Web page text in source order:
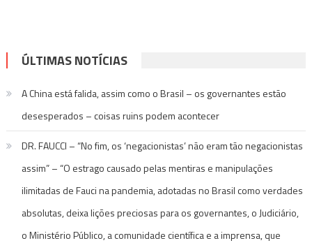
ÚLTIMAS NOTÍCIAS
A China está falida, assim como o Brasil – os governantes estão
desesperados – coisas ruins podem acontecer
DR. FAUCCI – “No fim, os ‘negacionistas’ não eram tão negacionistas
assim” – “O estrago causado pelas mentiras e manipulações
ilimitadas de Fauci na pandemia, adotadas no Brasil como verdades
absolutas, deixa lições preciosas para os governantes, o Judiciário,
o Ministério Público, a comunidade científica e a imprensa, que